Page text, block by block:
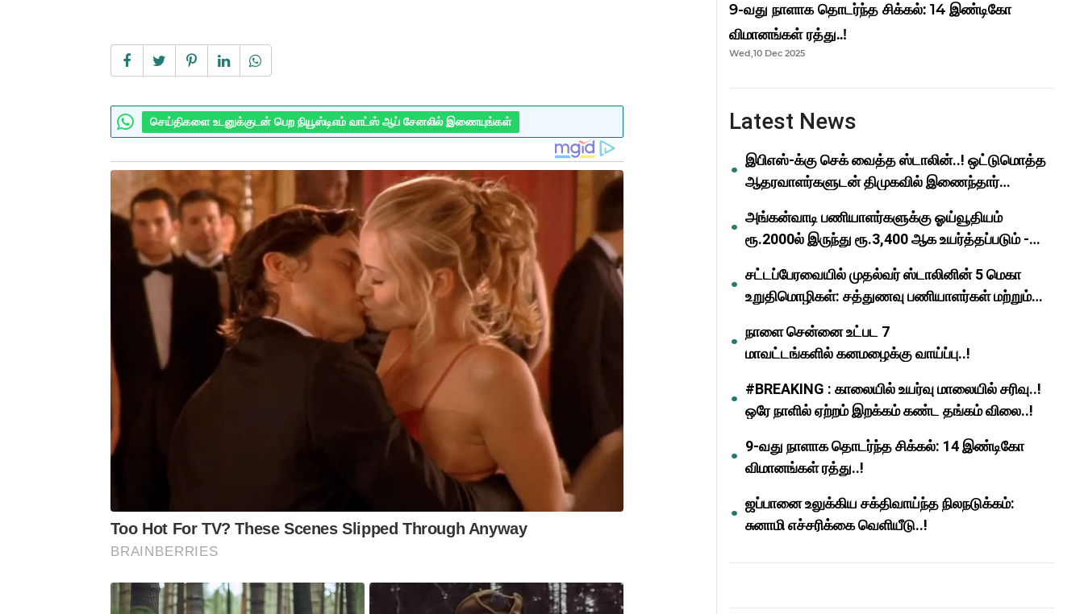
செய்திகளை உடனுக்குடன் பெற நியூஸ்டிஎம் வாட்ஸ் ஆப் சேனலில் இணையுங்கள்
9-வது நாளாக தொடர்ந்த சிக்கல்: 14 இண்டிகோ
விமானங்கள் ரத்து..!
Wed,10 Dec 2025
Latest News
இபிஎஸ்-க்கு செக் வைத்த ஸ்டாலின்..! ஒட்டுமொத்த
ஆதரவாளர்களுடன் திமுகவில் இணைந்தார்
அங்கன்வாடி பணியாளர்களுக்கு ஓய்வூதியம்
ரூ.2000ல் இருந்து ரூ.3,400 ஆக உயர்த்தப்படும் -
சட்டப்பேரவையில் முதல்வர் ஸ்டாலினின் 5 மெகா
உறுதிமொழிகள்: சத்துணவு பணியாளர்கள் மற்றும்
நாளை சென்னை உட்பட 7
மாவட்டங்களில் கனமழைக்கு வாய்ப்பு..!
#BREAKING : காலையில் உயர்வு மாலையில் சரிவு..!
ஒரே நாளில் ஏற்றம் இறக்கம் கண்ட தங்கம் விலை..!
9-வது நாளாக தொடர்ந்த சிக்கல்: 14 இண்டிகோ
விமானங்கள் ரத்து..!
ஜப்பானை உலுக்கிய சக்திவாய்ந்த நிலநடுக்கம்:
சுனாமி எச்சரிக்கை வெளியீடு..!